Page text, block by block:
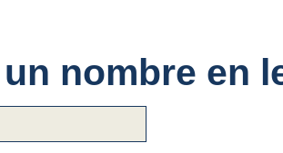
nombre en